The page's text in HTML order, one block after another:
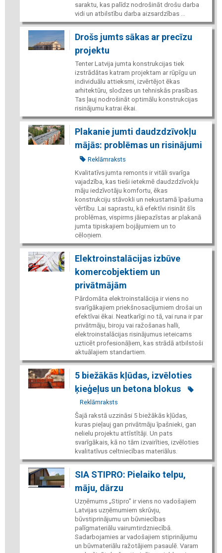
saraktu, kas palīdz nodrošināt drošu darba
vidi un atbilstību darba aizsardzības ...
Drošs jumts sākas ar precīzu
projektu
Tenter Latvija jumta konstrukcijas tiek
izstrādātas katram projektam ar rūpīgu un
individuālu attieksmi, izvērtējot ēkas
arhitektūru, slodzes un tehniskās prasības.
Tas ļauj nodrošināt optimālu konstrukcijas
risinājumu katrai ēkai.
Plakanie jumti daudzdzīvokļu
mājās: problēmas un risinājumi
Reklāmraksts
Kvalitatīvs jumta remonts ir vitāli svarīga
vajadzība, kas tieši ietekmē daudzdzīvokļu
māju iedzīvotāju komfortu, ēkas
konstrukciju stāvokli un nekustamā īpašuma
vērtību. Lai saprastu, kā efektīvi risināt šīs
problēmas, vispirms jāiepazīstas ar plakanā
jumta tipiskajiem bojājumiem un to
cēloņiem.
Elektroinstalācijas izbūve
komercobjektiem un
privātmājām
Pārdomāta elektroinstalācija ir viens no
svarīgākajiem priekšnosacījumiem drošai un
efektīvai ēkai. Neatkarīgi no tā, vai runa ir par
privātmāju, biroju vai ražošanas halli,
elektroinstalācijas risinājumus ieteicams
uzticēt profesionāļiem, kas strādā atbilstoši
aktuālajiem standartiem.
5 biežākās kļūdas, izvēloties
ķieģeļus un betona blokus
Reklāmraksts
Šajā rakstā uzzināsi 5 biežākās kļūdas,
kuras pieļauj gan privātmāju īpašnieki, gan
nelielu projektu attīstītāji. Un pats
svarīgākais, kā no tām izvairīties, izvēloties
kvalitatīvus celtniecības materiālus.
SIA STIPRO: Pielaiko telpu,
māju, dārzu
Uzņēmums „Stipro” ir viens no vadošajiem
Latvijas uzņēmumiem skrūvju,
būvstiprinājumu un būvniecības
palīgmateriālu vairumtirdzniecībā.
Sadarbojamies ar vadošajiem stiprinājumu
un būvmateriālu ražotājiem pasaulē. Varam